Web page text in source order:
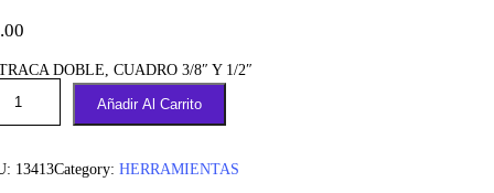
DOBLE, CUADRO 3/8″ Y 1/2″
Añadir Al Carrito
13413Category: HERRAMIENTAS